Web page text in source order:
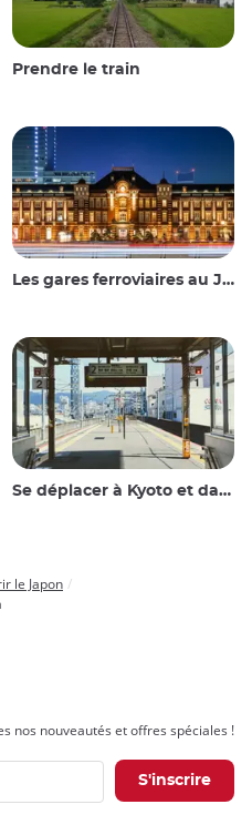
Prendre le train
Les gares ferroviaires au Japon
Se déplacer à Kyoto et dans les environs
le Japon
nos nouveautés et offres spéciales !